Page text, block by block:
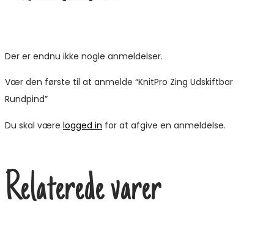
Der er endnu ikke nogle anmeldelser.
Vær den første til at anmelde “KnitPro Zing Udskiftbar
Rundpind”
Du skal være logged in for at afgive en anmeldelse.
Relaterede varer